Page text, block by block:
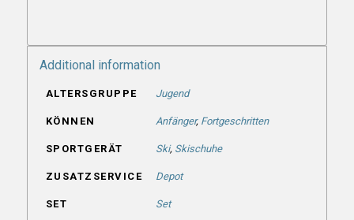
Additional information
ALTERSGRUPPE Jugend
KÖNNEN Anfänger, Fortgeschritten
SPORTGERÄT Ski, Skischuhe
ZUSATZSERVICE Depot
SET Set